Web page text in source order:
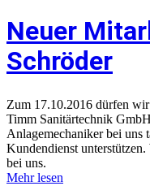
Neuer
Schröder
Zum 17.10.2016 dürfen
Timm Sanitärtechnik
Anlagemechaniker bei uns
Kundendienst
bei uns.
Mehr lesen